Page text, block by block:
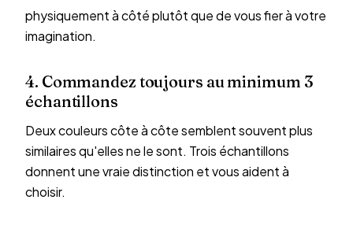
physiquement à côté plutôt que de vous fier à votre
imagination.
4. Commandez toujours au minimum 3
échantillons
Deux couleurs côte à côte semblent souvent plus
similaires qu'elles ne le sont. Trois échantillons
donnent une vraie distinction et vous aident à
choisir.